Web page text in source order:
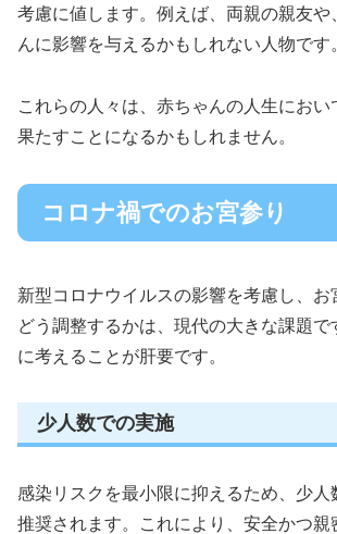
考慮に値します。例えば、両親の親友や
んに影響を与えるかもしれない人物です
これらの人々は、赤ちゃんの人生におい
果たすことになるかもしれません。
コロナ禍でのお宮参り
新型コロナウイルスの影響を考慮し、お
どう調整するかは、現代の大きな課題
に考えることが肝要です。
少人数での実施
感染リスクを最小限に抑えるため、少人
推奨されます。これにより、安全かつ親